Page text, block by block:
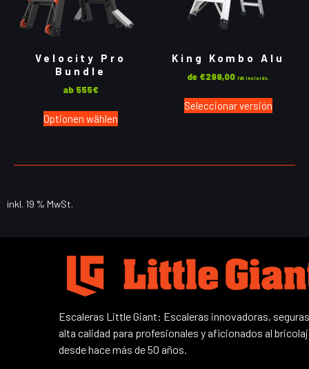
Velocity Pro
Bundle
ab 555€
Optionen wählen
King Kombo Alu
de €299,00 IVA incluido.
Seleccionar versión
inkl. 19 % MwSt.
Escaleras Little Giant: Escaleras innovadoras,
alta calidad para profesionales y aficionados al
desde hace más de 50 años.